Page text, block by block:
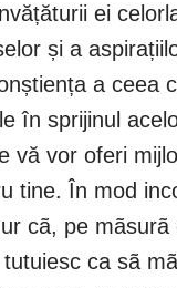
ei
și a
a ceea
în sprijinul
vă vor oferi
tine. În mod
cã, pe
ca sã